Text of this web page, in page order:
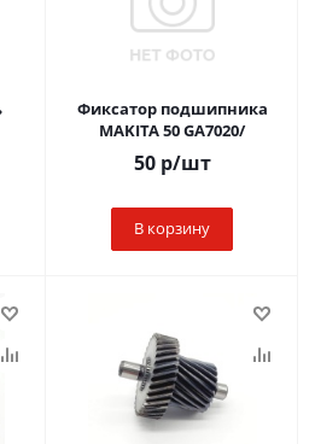
Фиксатор подшипника
MAKITA 50 GA7020/
50р/шт
В корзину